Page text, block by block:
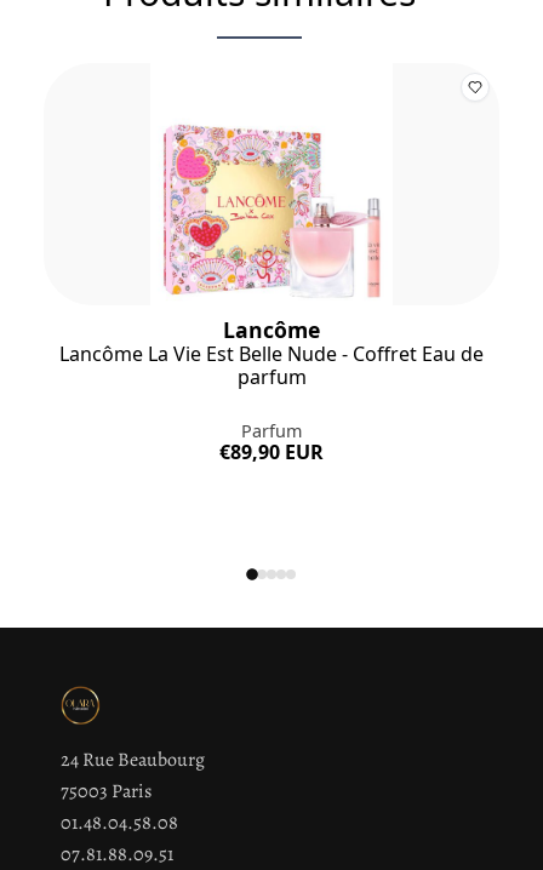
Lancôme
Lancôme La Vie Est Belle Nude - Coffret Eau de
parfum
Parfum
€89,90 EUR
24 Rue Beaubourg
75003 Paris
01.48.04.58.08
07.81.88.09.51